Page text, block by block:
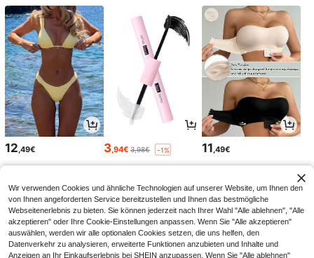
12 ,49€ 3,94€ 3,98€ -1% 11 ,49€
Wir verwenden Cookies und ähnliche Technologien auf unserer Website, um Ihnen den
von Ihnen angeforderten Service bereitzustellen und Ihnen das bestmögliche
Webseitenerlebnis zu bieten. Sie können jederzeit nach Ihrer Wahl "Alle ablehnen", "Alle
akzeptieren" oder Ihre Cookie-Einstellungen anpassen. Wenn Sie "Alle akzeptieren"
auswählen, werden wir alle optionalen Cookies setzen, die uns helfen, den
Datenverkehr zu analysieren, erweiterte Funktionen anzubieten und Inhalte und
Anzeigen an Ihr Einkaufserlebnis bei SHEIN anzupassen. Wenn Sie "Alle ablehnen"